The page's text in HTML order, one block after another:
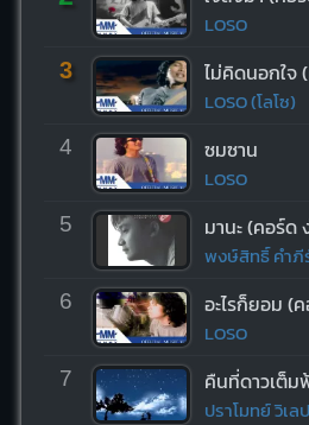
LOSO
3 ไม่คิดนอกใจ
LOSO (โลโซ)
4 ซมซาน
LOSO
5 มานะ (คอร์ด
พงษ์สิทธิ์ คำภี
6 อะไรก็ยอม (
LOSO
7 คืนที่ดาวเต็ม
ปราโมทย์ วิเล